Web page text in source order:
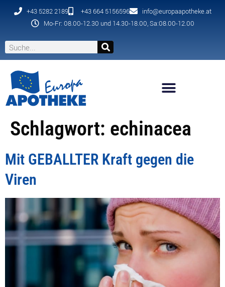
+43 5282 2189 +43 664 5156596
info@europaapotheke.at
Mo-Fr: 08.00-12.30 und 14.30-18.00, Sa:08.00-12.00
Schlagwort: echinacea
Mit GEBALLTER Kraft gegen die
Viren